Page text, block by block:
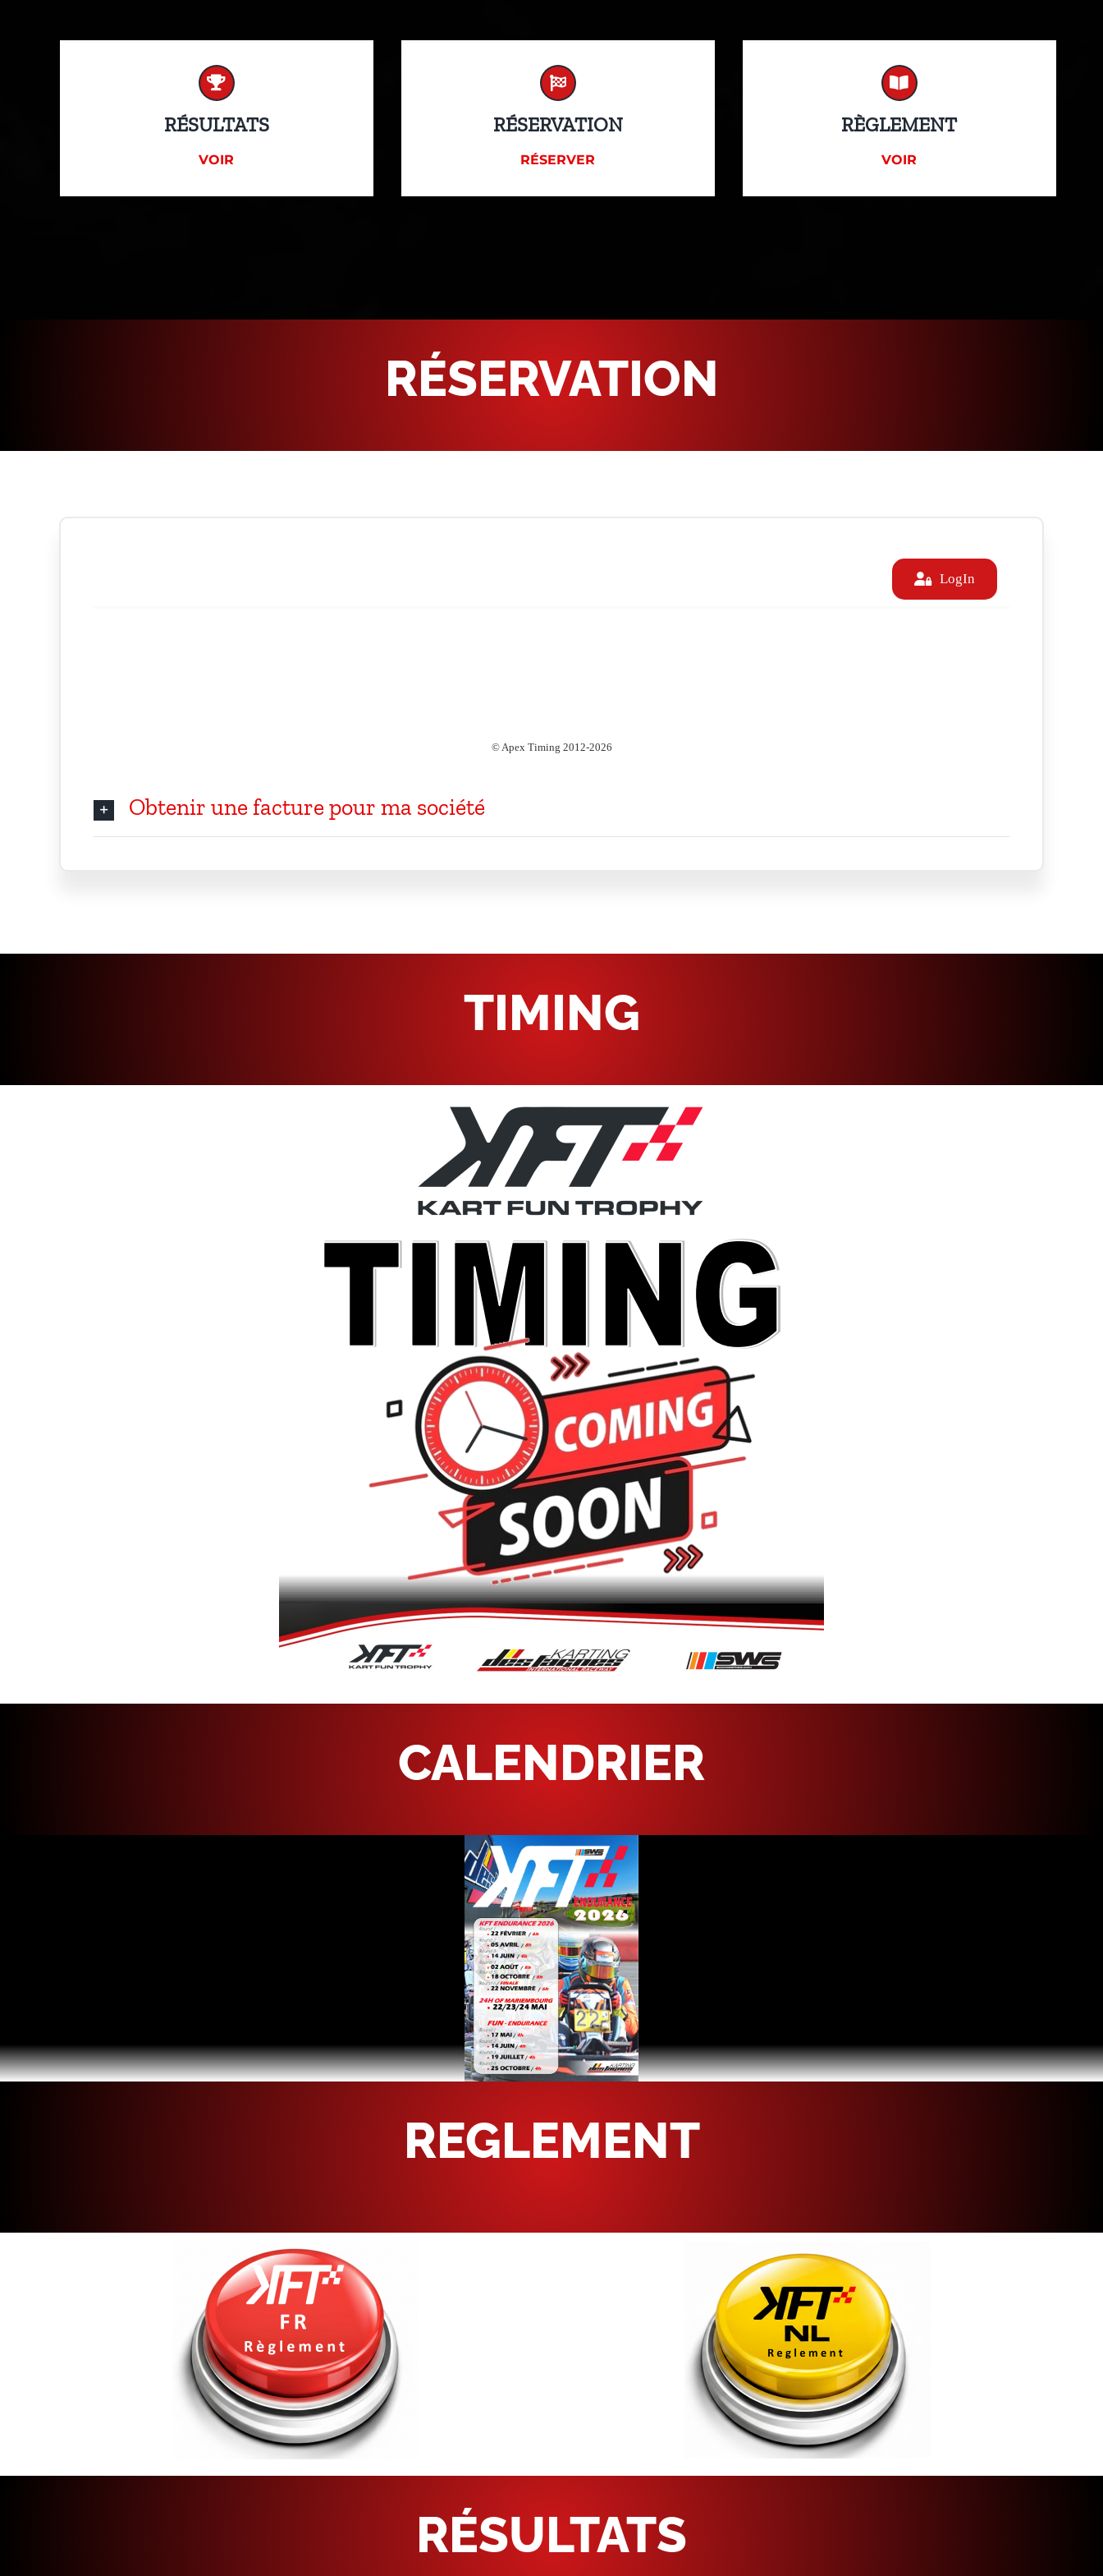
RÉSULTATS
VOIR
RÉSERVATION
RÉSERVER
RÈGLEMENT
VOIR
RÉSERVATION
Obtenir une facture pour ma société
TIMING
CALENDRIER
REGLEMENT
RÉSULTATS